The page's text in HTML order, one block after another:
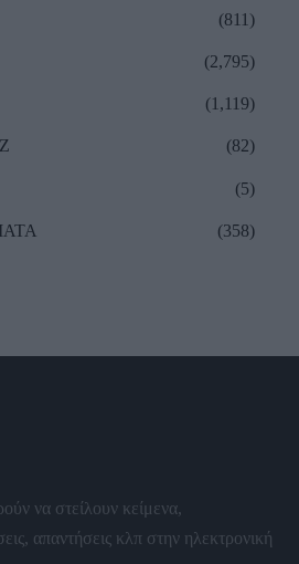
(811)
(2,795)
(1,119)
(82)
(5)
(358)
να στείλουν κείμενα,
απαντήσεις κλπ στην ηλεκτρονική